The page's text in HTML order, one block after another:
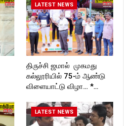
LATEST NEWS
திருச்சி ஜமால் முகமது
கல்லூரியில் 75-ம் ஆண்டு
விளையாட்டு விழா… *…
LATEST NEWS